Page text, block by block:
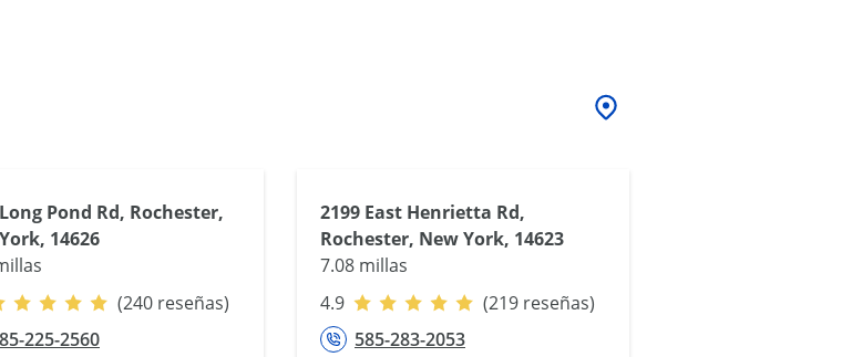
Pond Rd, Rochester,
14626
(240 reseñas)
225-2560
2199 East Henrietta Rd,
Rochester, New York, 14623
7.08 millas
4.9
(219 reseñas)
585-283-2053